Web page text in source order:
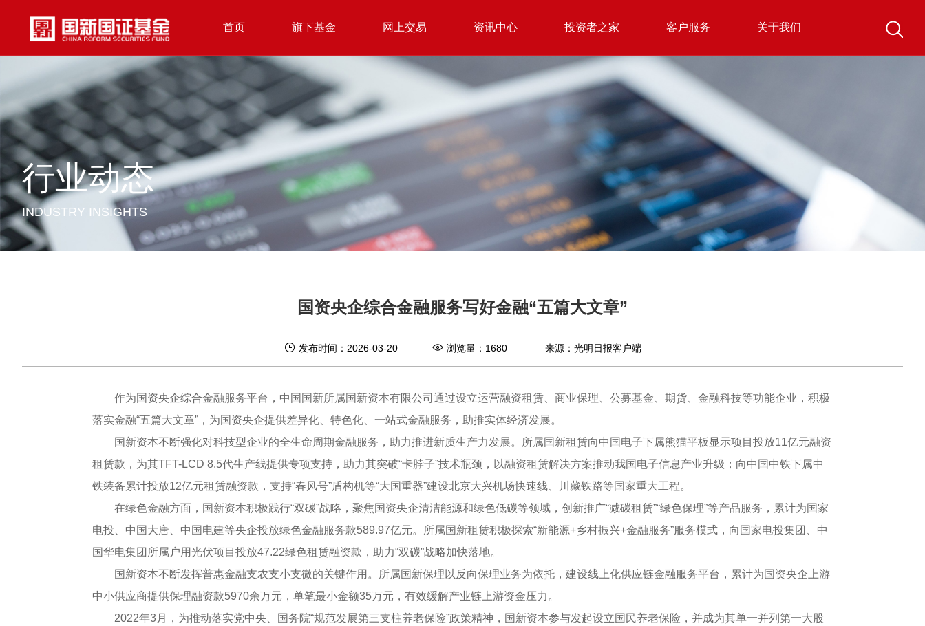
首页 旗下基金 网上交易 资讯中心 投资者之家 客户服务 关于我们
行业动态
INDUSTRY INSIGHTS
国资央企综合金融服务写好金融“五篇大文章”
发布时间：2026-03-20 浏览量： 1680 来源：光明日报客户端
作为国资央企综合金融服务平台，中国国新所属国新资本有限公司通过设立运营融资租赁、商业保理、公募基金、期货、金融科技等功能企业，积极
落实金融“五篇大文章”，为国资央企提供差异化、特色化、一站式金融服务，助推实体经济发展。
国新资本不断强化对科技型企业的全生命周期金融服务，助力推进新质生产力发展。所属国新租赁向中国电子下属熊猫平板显示项目投放11亿元融资
租赁款，为其TFT-LCD 8.5代生产线提供专项支持，助力其突破“卡脖子”技术瓶颈，以融资租赁解决方案推动我国电子信息产业升级；向中国中铁下属中
铁装备累计投放12亿元租赁融资款，支持“春风号”盾构机等“大国重器”建设北京大兴机场快速线、川藏铁路等国家重大工程。
在绿色金融方面，国新资本积极践行“双碳”战略，聚焦国资央企清洁能源和绿色低碳等领域，创新推广“减碳租赁”“绿色保理”等产品服务，累计为国家
电投、中国大唐、中国电建等央企投放绿色金融服务款589.97亿元。所属国新租赁积极探索“新能源+乡村振兴+金融服务”服务模式，向国家电投集团、中
国华电集团所属户用光伏项目投放47.22绿色租赁融资款，助力“双碳”战略加快落地。
国新资本不断发挥普惠金融支农支小支微的关键作用。所属国新保理以反向保理业务为依托，建设线上化供应链金融服务平台，累计为国资央企上游
中小供应商提供保理融资款5970余万元，单笔最小金额35万元，有效缓解产业链上游资金压力。
2022年3月，为推动落实党中央、国务院“规范发展第三支柱养老保险”政策精神，国新资本参与发起设立国民养老保险，并成为其单一并列第一大股